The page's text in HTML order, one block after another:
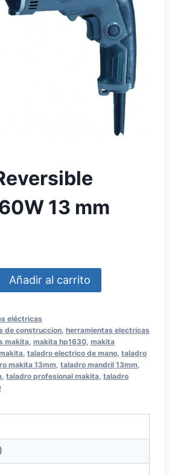
13 mm
Añadir al carrito
eléctricas
de construccion, herramientas electricas
makita, makita hp1630, makita
, taladro electrico de mano, taladro
makita 13mm, taladro mandril 13mm,
, taladro profesional makita, taladro